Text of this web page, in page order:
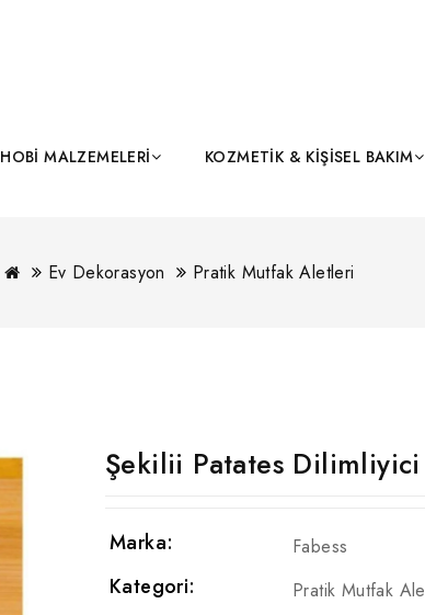
HOBI MALZEMELERI KOZMETIK & KIŞISEL BAKIM
Ev Dekorasyon Pratik Mutfak Aletleri
Şekilii Patates Dilimliyici
Marka: Fabess
Kategori: Pratik Mutfak